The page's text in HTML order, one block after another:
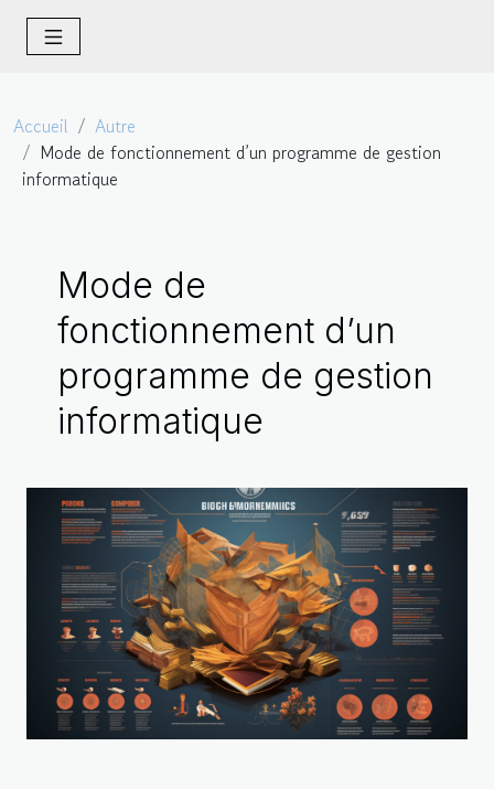
Accueil
Autre
Mode de fonctionnement d’un programme de gestion
informatique
Mode de
fonctionnement d’un
programme de gestion
informatique